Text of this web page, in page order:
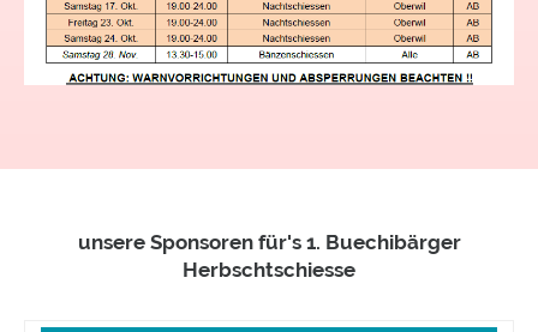
unsere Sponsoren für's 1. Buechibärger
Herbschtschiesse